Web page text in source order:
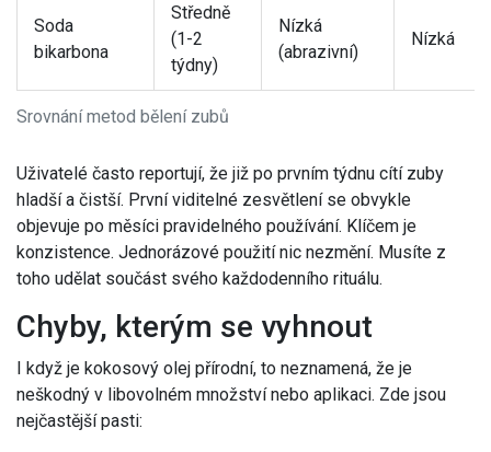
Srovnání metod bělení zubů
Soda
bikarbona
Středně
(1-2
týdny)
Nízká
(abrazivní)
Nízká
Uživatelé často reportují, že již po prvním týdnu cítí zuby
hladší a čistší. První viditelné zesvětlení se obvykle
objevuje po měsíci pravidelného používání. Klíčem je
konzistence. Jednorázové použití nic nezmění. Musíte z
toho udělat součást svého každodenního rituálu.
Chyby, kterým se vyhnout
I když je kokosový olej přírodní, to neznamená, že je
neškodný v libovolném množství nebo aplikaci. Zde jsou
nejčastější pasti: